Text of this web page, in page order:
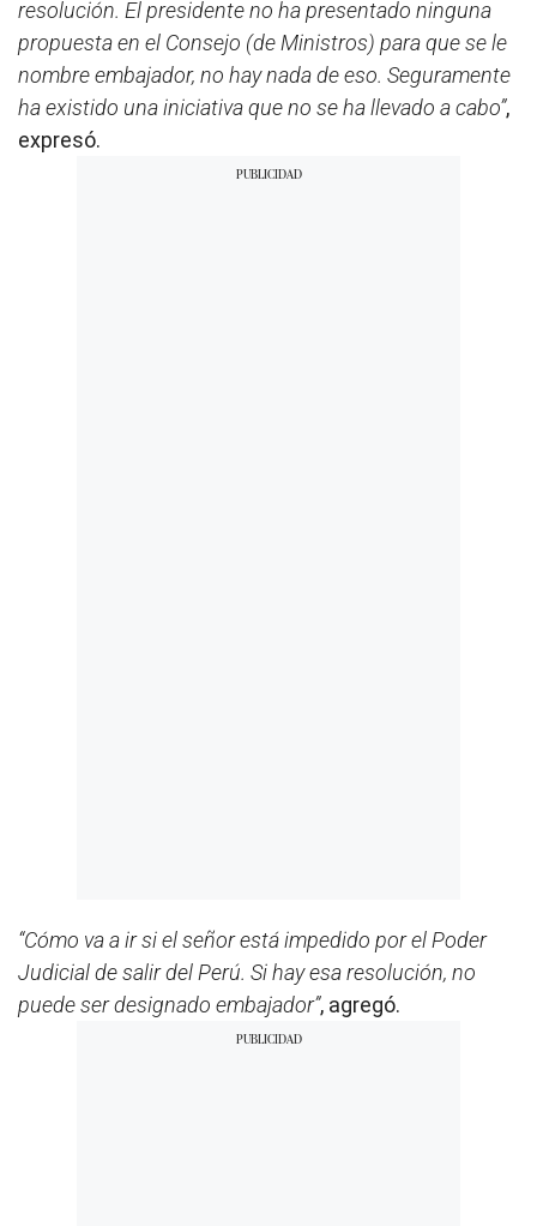
resolución. El presidente no ha presentado ninguna
propuesta en el Consejo (de Ministros) para que se le
nombre embajador, no hay nada de eso. Seguramente
ha existido una iniciativa que no se ha llevado a cabo”,
expresó.
“Cómo va a ir si el señor está impedido por el Poder
Judicial de salir del Perú. Si hay esa resolución, no
puede ser designado embajador”, agregó.